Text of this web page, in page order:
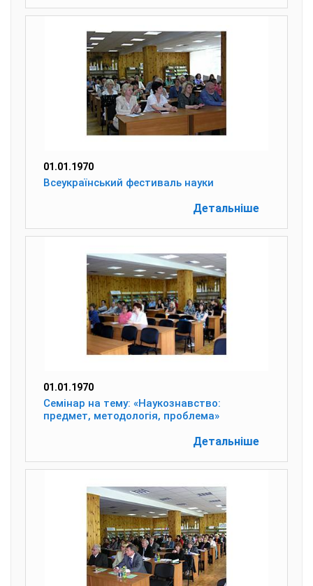
01.01.1970
Всеукраїнський фестиваль науки
Детальніше
01.01.1970
Семінар на тему: «Наукознавство:
предмет, методологія, проблема»
Детальніше